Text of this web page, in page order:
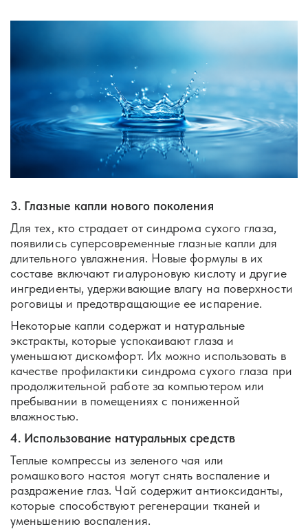
3. Глазные капли нового поколения
Для тех, кто страдает от синдрома сухого глаза,
появились суперсовременные глазные капли для
длительного увлажнения. Новые формулы в их
составе включают гиалуроновую кислоту и другие
ингредиенты, удерживающие влагу на поверхности
роговицы и предотвращающие ее испарение.
Некоторые капли содержат и натуральные
экстракты, которые успокаивают глаза и
уменьшают дискомфорт. Их можно использовать в
качестве профилактики синдрома сухого глаза при
продолжительной работе за компьютером или
пребывании в помещениях с пониженной
влажностью.
4. Использование натуральных средств
Теплые компрессы из зеленого чая или
ромашкового настоя могут снять воспаление и
раздражение глаз. Чай содержит антиоксиданты,
которые способствуют регенерации тканей и
уменьшению воспаления.